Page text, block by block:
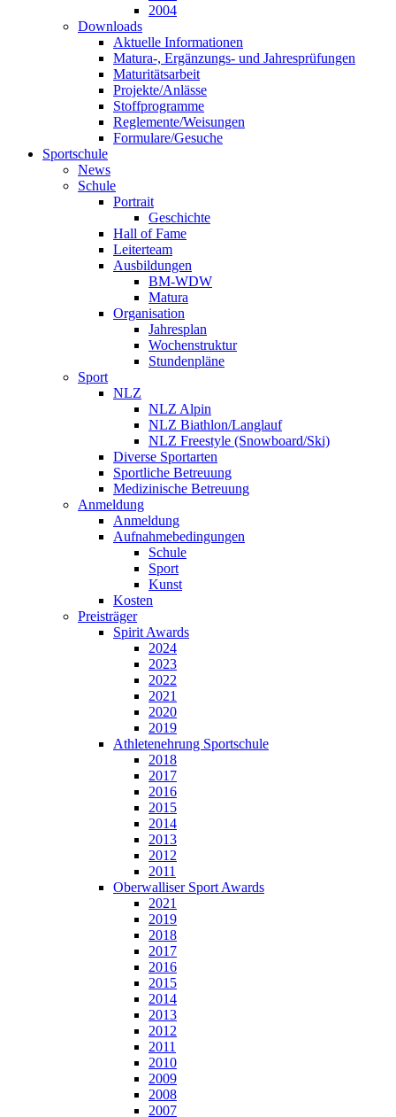
2004
Downloads
Aktuelle Informationen
Matura-, Ergänzungs- und Jahresprüfungen
Maturitätsarbeit
Projekte/Anlässe
Stoffprogramme
Reglemente/Weisungen
Formulare/Gesuche
Sportschule
News
Schule
Portrait
Geschichte
Hall of Fame
Leiterteam
Ausbildungen
BM-WDW
Matura
Organisation
Jahresplan
Wochenstruktur
Stundenpläne
Sport
NLZ
NLZ Alpin
NLZ Biathlon/Langlauf
NLZ Freestyle (Snowboard/Ski)
Diverse Sportarten
Sportliche Betreuung
Medizinische Betreuung
Anmeldung
Anmeldung
Aufnahmebedingungen
Schule
Sport
Kunst
Kosten
Preisträger
Spirit Awards
2024
2023
2022
2021
2020
2019
Athletenehrung Sportschule
2018
2017
2016
2015
2014
2013
2012
2011
Oberwalliser Sport Awards
2021
2019
2018
2017
2016
2015
2014
2013
2012
2011
2010
2009
2008
2007